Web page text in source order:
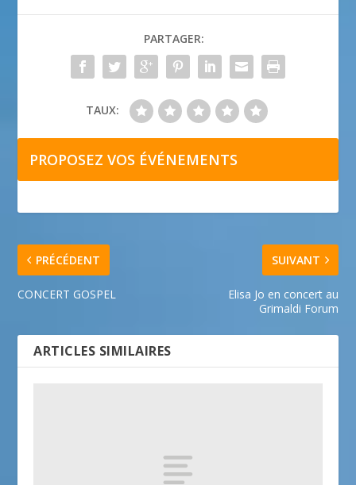
PARTAGER:
TAUX:
PROPOSEZ VOS ÉVÉNEMENTS
PRÉCÉDENT
CONCERT GOSPEL
SUIVANT
Elisa Jo en concert au
Grimaldi Forum
ARTICLES SIMILAIRES